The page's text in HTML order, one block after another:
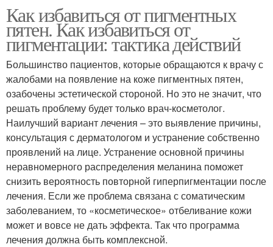
Как избавиться от пигментных
пятен. Как избавиться от
пигментации: тактика действий
Большинство пациентов, которые обращаются к врачу с
жалобами на появление на коже пигментных пятен,
озабочены эстетической стороной. Но это не значит, что
решать проблему будет только врач-косметолог.
Наилучший вариант лечения – это выявление причины,
консультация с дерматологом и устранение собственно
проявлений на лице. Устранение основной причины
неравномерного распределения меланина поможет
снизить вероятность повторной гиперпигментации после
лечения. Если же проблема связана с соматическим
заболеванием, то «косметическое» отбеливание кожи
может и вовсе не дать эффекта. Так что программа
лечения должна быть комплексной.